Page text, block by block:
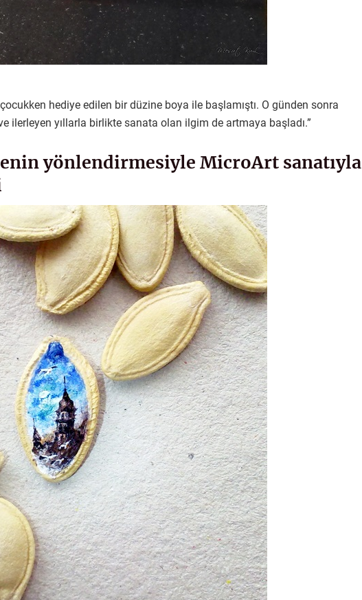
hediye edilen bir düzine boya ile başlamıştı. O günden sonra
ilerleyen yıllarla birlikte sanata olan ilgim de artmaya başladı.”
yönlendirmesiyle MicroArt sanatıyla